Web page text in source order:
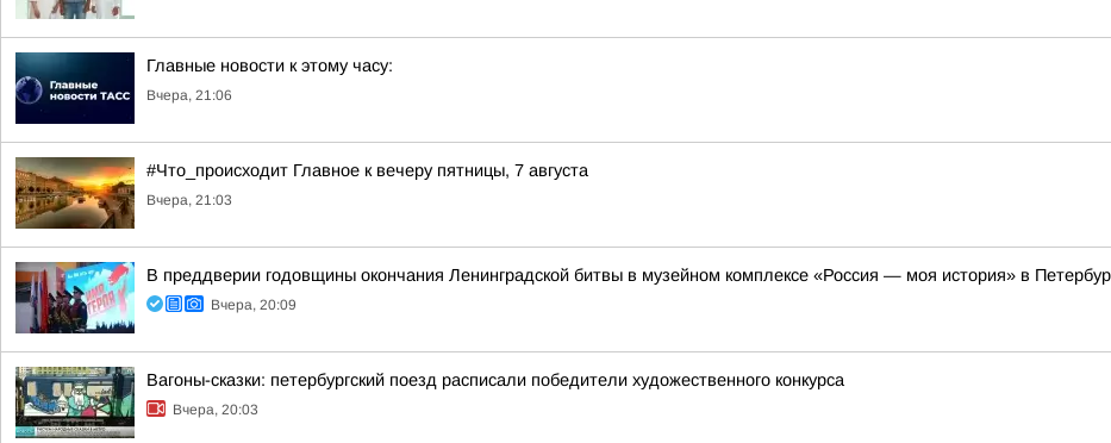
Главные новости к этому часу:
Вчера, 21:06
#Что_происходит Главное к вечеру пятницы, 7 августа
Вчера, 21:03
В преддверии годовщины окончания Ленинградской битвы в музейном комплексе «Россия — моя история» в
Вчера, 20:09
Вагоны-сказки: петербургский поезд расписали победители художественного конкурса
Вчера, 20:03